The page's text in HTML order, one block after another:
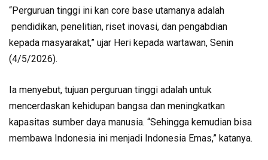
“Perguruan tinggi ini kan core base utamanya adalah
pendidikan, penelitian, riset inovasi, dan pengabdian
kepada masyarakat,” ujar Heri kepada wartawan, Senin
(4/5/2026).
Ia menyebut, tujuan perguruan tinggi adalah untuk
mencerdaskan kehidupan bangsa dan meningkatkan
kapasitas sumber daya manusia. “Sehingga kemudian bisa
membawa Indonesia ini menjadi Indonesia Emas,” katanya.